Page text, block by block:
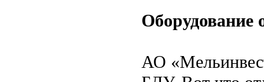
Оборудование
АО